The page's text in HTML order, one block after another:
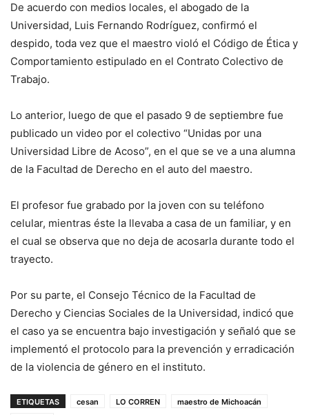
De acuerdo con medios locales, el abogado de la
Universidad, Luis Fernando Rodríguez, confirmó el
despido, toda vez que el maestro violó el Código de Ética y
Comportamiento estipulado en el Contrato Colectivo de
Trabajo.
Lo anterior, luego de que el pasado 9 de septiembre fue
publicado un video por el colectivo “Unidas por una
Universidad Libre de Acoso”, en el que se ve a una alumna
de la Facultad de Derecho en el auto del maestro.
El profesor fue grabado por la joven con su teléfono
celular, mientras éste la llevaba a casa de un familiar, y en
el cual se observa que no deja de acosarla durante todo el
trayecto.
Por su parte, el Consejo Técnico de la Facultad de
Derecho y Ciencias Sociales de la Universidad, indicó que
el caso ya se encuentra bajo investigación y señaló que se
implementó el protocolo para la prevención y erradicación
de la violencia de género en el instituto.
ETIQUETAS cesan LO CORREN
maestro de Michoacán